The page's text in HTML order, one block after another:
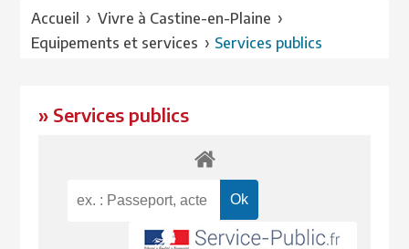
Accueil › Vivre à Castine-en-Plaine ›
Equipements et services › Services publics
» Services publics